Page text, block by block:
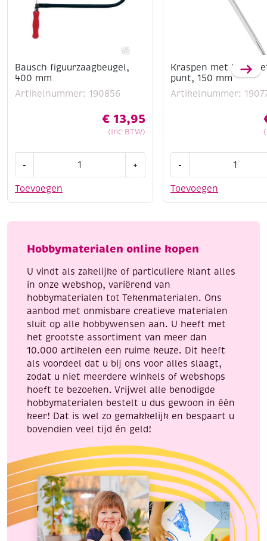
Bausch figuurzaagbeugel,
400 mm
Artikelnummer: 190856
€ 13,95
(Inc BTW)
Toevoegen
-
figuurzaagbeugel,
400
+
Kraspen met
punt, 150 mm
Artikelnummer:
Toevoegen
-
hardmetalen
mm
Hobbymaterialen online kopen
U vindt als zakelijke of particuliere klant alles
in onze webshop, variërend van
hobbymaterialen tot Tekenmaterialen. Ons
aanbod met onmisbare creatieve materialen
sluit op alle hobbywensen aan. U heeft met
het grootste assortiment van meer dan
10.000 artikelen een ruime keuze. Dit heeft
als voordeel dat u bij ons voor alles slaagt,
zodat u niet meerdere winkels of webshops
hoeft te bezoeken. Vrijwel alle benodigde
hobbymaterialen bestelt u dus gewoon in één
keer! Dat is wel zo gemakkelijk en bespaart u
bovendien veel tijd én geld!